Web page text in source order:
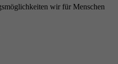
wir für Menschen